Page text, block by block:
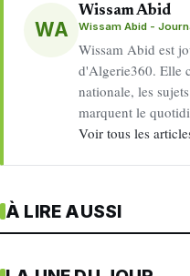
WA
Wissam Abid
Wissam Abid -
Wissam Abid est
d'Algerie360. Elle
nationale, les
marquent le
Voir tous les
À LIRE AUSSI